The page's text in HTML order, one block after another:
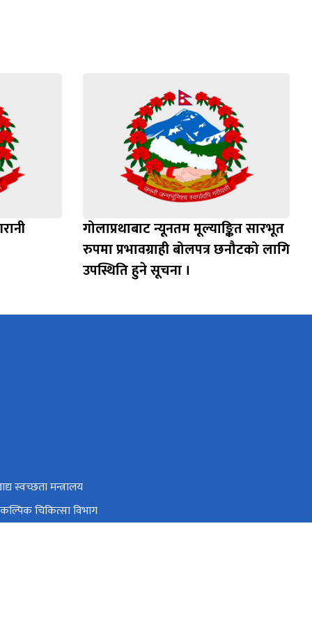
गोलाप्रथाबाट न्यूनतम मूल्याङ्कित सारभूत
रुपमा प्रभावग्राही बोलपत्र छनौटको लागि
उपस्थिति हुने सूचना ।
स्वच्छता मन्त्रालय
चिकित्सा विभाग